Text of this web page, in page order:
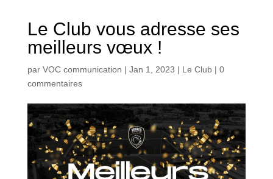
Le Club vous adresse ses
meilleurs vœux !
par VOC communication | Jan 1, 2023 | Le Club| 0
commentaires